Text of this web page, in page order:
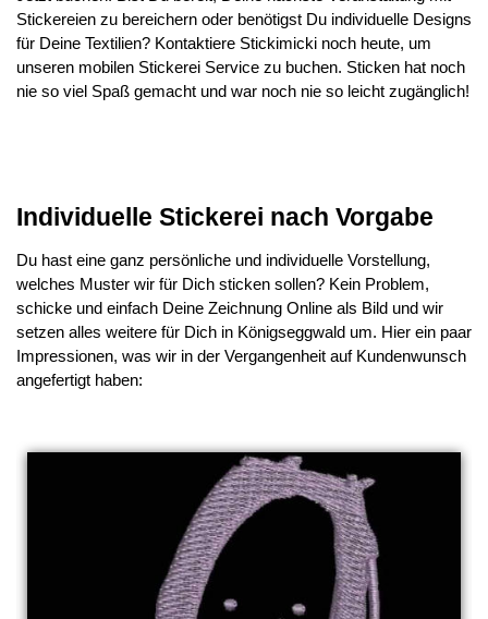
Stickereien zu bereichern oder benötigst Du individuelle Designs
für Deine Textilien? Kontaktiere Stickimicki noch heute, um
unseren mobilen Stickerei Service zu buchen. Sticken hat noch
nie so viel Spaß gemacht und war noch nie so leicht zugänglich!
Individuelle Stickerei nach Vorgabe
Du hast eine ganz persönliche und individuelle Vorstellung,
welches Muster wir für Dich sticken sollen? Kein Problem,
schicke und einfach Deine Zeichnung Online als Bild und wir
setzen alles weitere für Dich in Königseggwald um. Hier ein paar
Impressionen, was wir in der Vergangenheit auf Kundenwunsch
angefertigt haben: